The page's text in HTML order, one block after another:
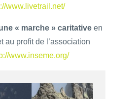
www.livetrail.net/
« marche » caritative en
au profit de l’association
www.inseme.org/